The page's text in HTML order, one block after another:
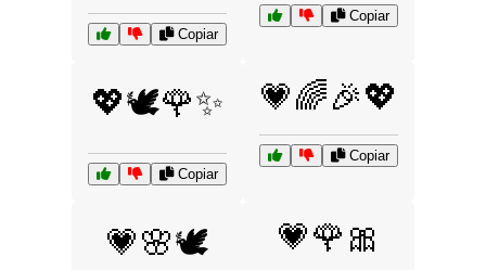
Copiar
Copiar
💖🕊️🌹✨
Copiar
💗🌈🎉💖
Copiar
💗🌸🕊️ 💗🌹🎀